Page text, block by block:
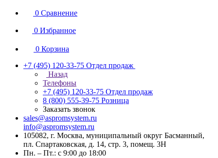
0 Сравнение
0 Избранное
0 Корзина
+7 (495) 120-33-75 Отдел продаж
Назад
Телефоны
+7 (495) 120-33-75 Отдел продаж
8 (800) 555-39-75 Розница
Заказать звонок
sales@aspromsystem.ru
info@aspromsystem.ru
105082, г. Москва, муниципальный округ Басманный,
пл. Спартаковская, д. 14, стр. 3, помещ. 3Н
Пн. – Пт.: с 9:00 до 18:00